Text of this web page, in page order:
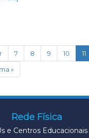
7 8 9 10 11
»
Rede Física
e Centros Educacionais